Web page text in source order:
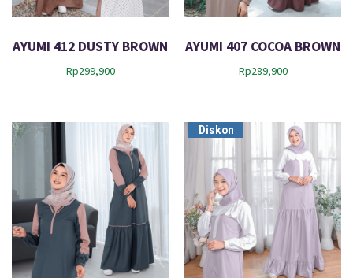
AYUMI 412 DUSTY BROWN
Rp299,900
AYUMI 407 COCOA BROWN
Rp289,900
Diskon